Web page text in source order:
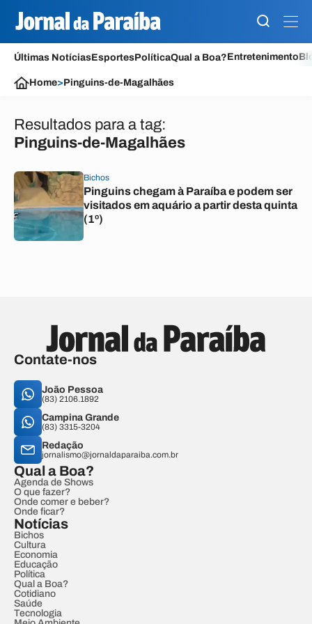
Últimas NotíciasEsportesPolíticaQual a Boa?Entretenimento
Home>Pinguins-de-Magalhães
Resultados para a tag:
Pinguins-de-Magalhães
Bichos
Pinguins chegam à Paraíba e podem ser
visitados em aquário a partir desta quinta
(1º)
Contate-nos
João Pessoa
(83) 2106.1892
Campina Grande
(83) 3315-3204
Redação
jornalismo@jornaldaparaiba.com.br
Qual a Boa?
Agenda de Shows
O que fazer?
Onde comer e beber?
Onde ficar?
Notícias
Bichos
Cultura
Economia
Educação
Política
Qual a Boa?
Cotidiano
Saúde
Tecnologia